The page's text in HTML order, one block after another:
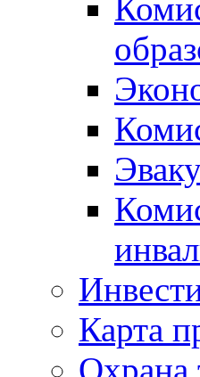
Карта
Охрана